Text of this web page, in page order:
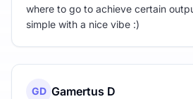
where to go to achieve certain
simple with a nice vibe :)
GD Gamertus D